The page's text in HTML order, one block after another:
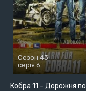
Кобра 11 - Дорожня
Сезон 43
серія 6